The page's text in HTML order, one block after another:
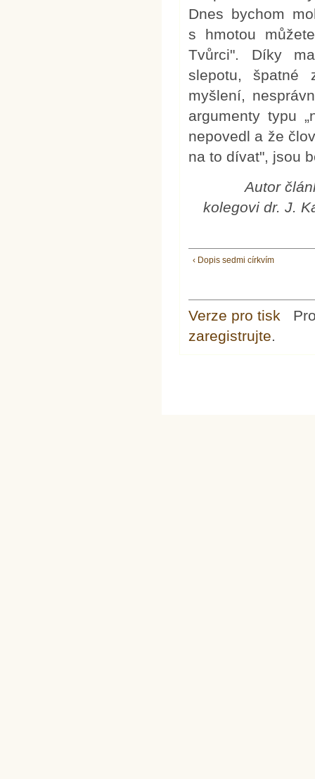
Dnes bychom
s hmotou
Tvůrci". Díky
slepotu, špatné
myšlení,
argumenty typu
nepovedl a že
na to dívat", jsou
Autor
kolegovi dr. J.
‹ Dopis sedmi církvím
Verze pro tisk
zaregistrujte.